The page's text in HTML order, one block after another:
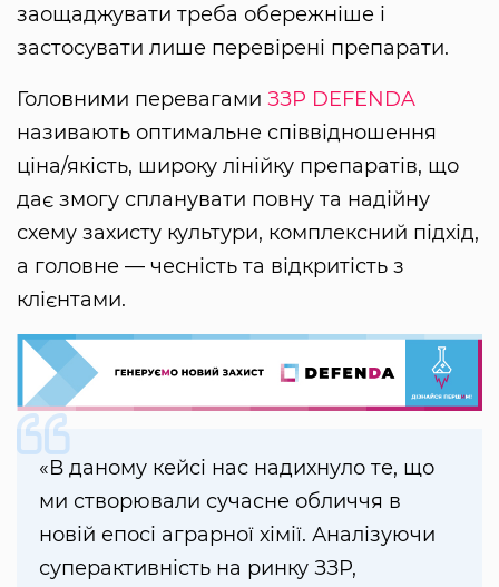
заощаджувати треба обережніше і
застосувати лише перевірені препарати.
Головними перевагами ЗЗР DEFENDA
називають оптимальне співвідношення
ціна/якість, широку лінійку препаратів, що
дає змогу спланувати повну та надійну
схему захисту культури, комплексний підхід,
а головне — чесність та відкритість з
клієнтами.
«В даному кейсі нас надихнуло те, що
ми створювали сучасне обличчя в
новій епосі аграрної хімії. Аналізуючи
суперактивність на ринку ЗЗР,